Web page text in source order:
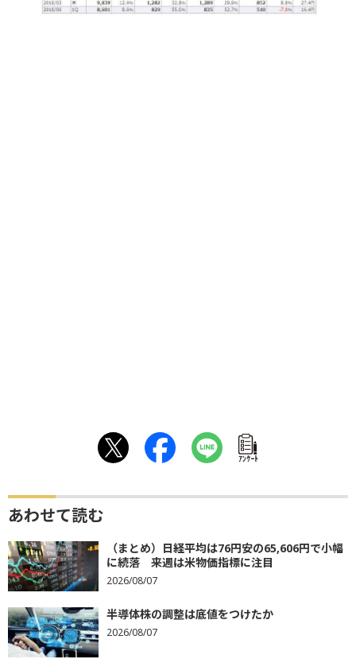
ｱﾝｹｰﾄ
あわせて読む
（まとめ）日経平均は76円安の65,606円で小幅
に続落 来週は米物価指標に注目
2026/08/07
半導体株の調整は底値をつけたか
2026/08/07